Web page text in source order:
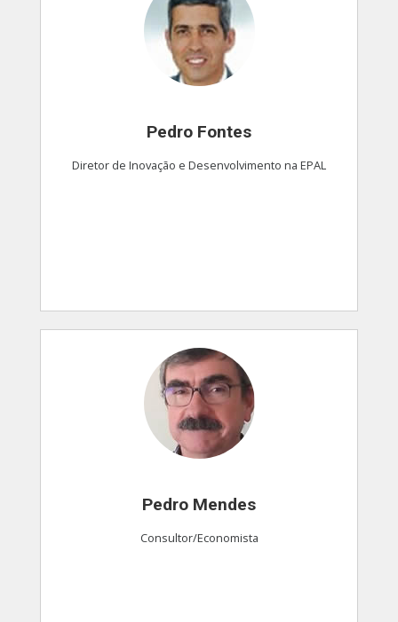
Pedro Fontes
Diretor de Inovação e Desenvolvimento na EPAL
Pedro Mendes
Consultor/Economista